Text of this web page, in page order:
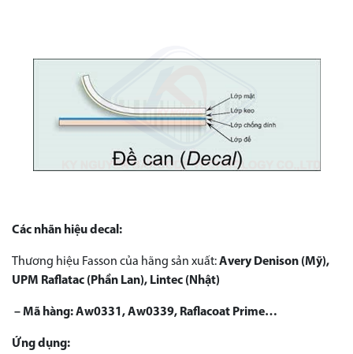
Các nhãn hiệu decal:
Thương hiệu Fasson của hãng sản xuất:Avery Denison (Mỹ),
UPM Raflatac (Phần Lan), Lintec (Nhật)
– Mã hàng: Aw0331, Aw0339, Raflacoat Prime…
Ứng dụng: